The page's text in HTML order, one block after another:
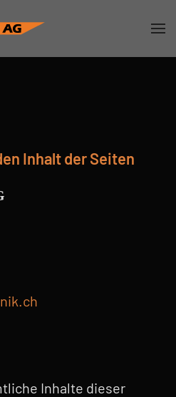
Inhalt der Seiten
Inhalte dieser